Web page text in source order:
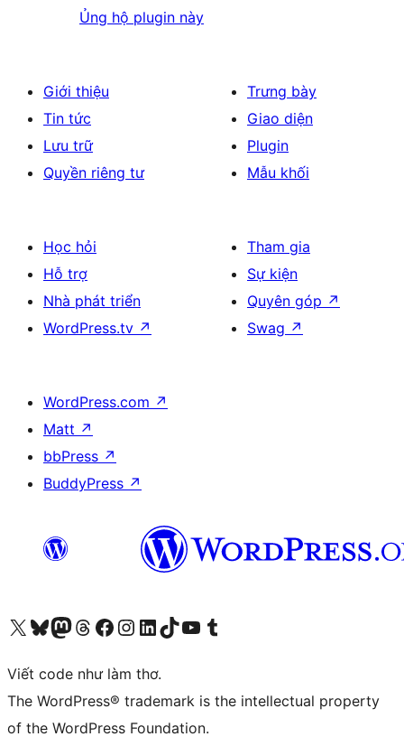
Ủng hộ plugin này
Giới thiệu
Tin tức
Lưu trữ
Quyền riêng tư
Trưng bày
Giao diện
Plugin
Mẫu khối
Học hỏi
Hỗ trợ
Nhà phát triển
WordPress.tv ↗
Tham gia
Sự kiện
Quyên góp ↗
Swag ↗
WordPress.com ↗
Matt ↗
bbPress ↗
BuddyPress ↗
Truy cập tài khoản X (trước đây là Twitter) của chúng tôiVisit our Bluesky account
Visit our Mastodon account
Visit our Threads account
Xem trang Facebook của chúng tôiTruy cập tài khoản Instagram của chúng tôiTruy cập tài khoản LinkedIn của chúng tôiVisit our TikTok account
Truy cập kênh YouTube của chúng tôi Visit our Tumblr account
Viết code như làm thơ.
The WordPress® trademark is the intellectual property
of the WordPress Foundation.